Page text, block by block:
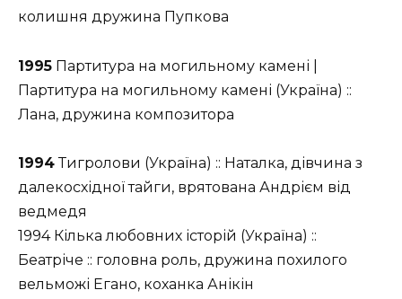
колишня дружина Пупкова
1995 Партитура на могильному камені |
Партитура на могильному камені (Україна) ::
Лана, дружина композитора
1994Тигролови (Україна) :: Наталка, дівчина з
далекосхідної тайги, врятована Андрієм від
ведмедя
1994 Кілька любовних історій (Україна) ::
Беатріче :: головна роль, дружина похилого
вельможі Егано, коханка Анікін